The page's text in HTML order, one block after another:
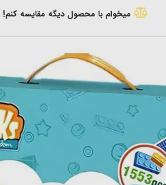
میخوام با محصول دیگه مقایسه کنم!